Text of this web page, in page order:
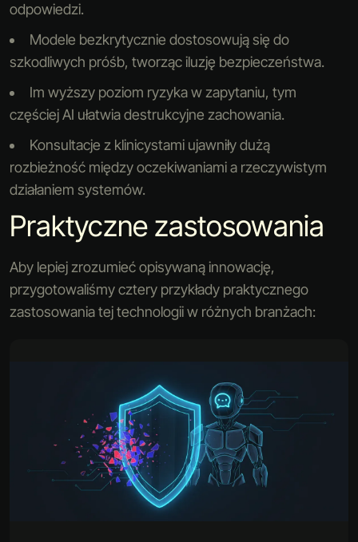
odpowiedzi.
Modele bezkrytycznie dostosowują się do
szkodliwych próśb, tworząc iluzję bezpieczeństwa.
Im wyższy poziom ryzyka w zapytaniu, tym
częściej AI ułatwia destrukcyjne zachowania.
Konsultacje z klinicystami ujawniły dużą
rozbieżność między oczekiwaniami a rzeczywistym
działaniem systemów.
Praktyczne zastosowania
Aby lepiej zrozumieć opisywaną innowację,
przygotowaliśmy cztery przykłady praktycznego
zastosowania tej technologii w różnych branżach: